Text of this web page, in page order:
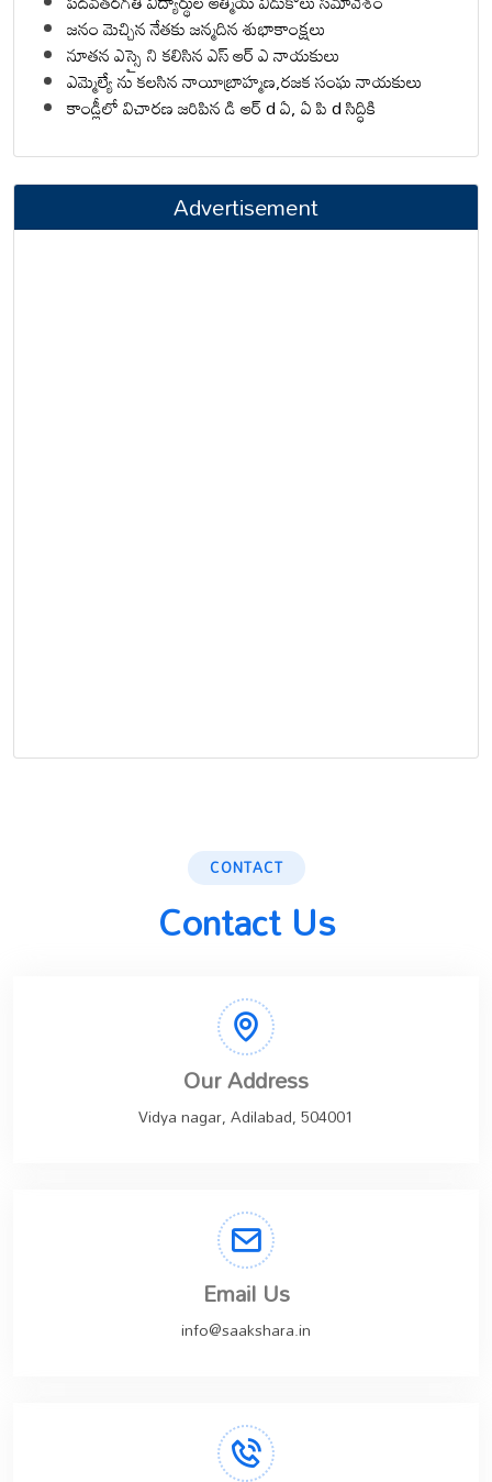
జనం మెచ్చిన నేతకు జన్మదిన శుభాకాంక్షలు
నూతన ఎస్సై ని కలిసిన ఎస్ ఆర్ ఎ నాయకులు
ఎమ్మెల్యే ను కలసిన నాయీబ్రాహ్మణ,రజక సంఘ నాయకులు
కాండ్లీలో విచారణ జరిపిన డి ఆర్ d ఏ, ఏ పి d సిద్ధికి
Advertisement
CONTACT
Contact Us
Our Address
Vidya nagar, Adilabad, 504001
Email Us
info@saakshara.in